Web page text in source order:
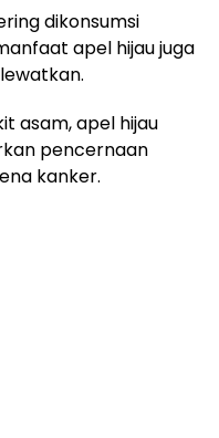
dikonsumsi
apel hijau juga
asam, apel hijau
pencernaan
kanker.